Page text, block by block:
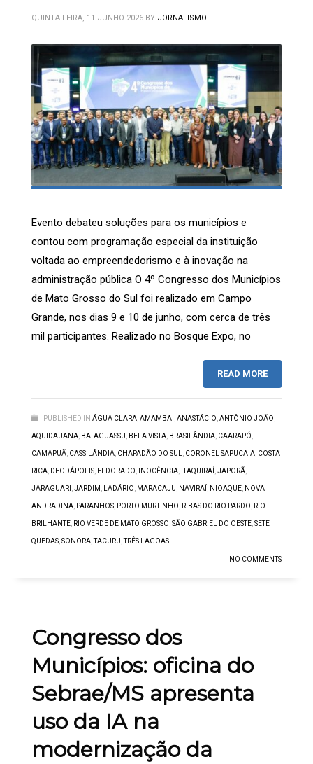
QUINTA-FEIRA, 11 JUNHO 2026 BY JORNALISMO
Evento debateu soluções para os municípios e
contou com programação especial da instituição
voltada ao empreendedorismo e à inovação na
administração pública O 4º Congresso dos Municípios
de Mato Grosso do Sul foi realizado em Campo
Grande, nos dias 9 e 10 de junho, com cerca de três
mil participantes. Realizado no Bosque Expo, no
READ MORE
PUBLISHED IN ÁGUA CLARA AMAMBAI ANASTÁCIO ANTÔNIO JOÃO
AQUIDAUANA BATAGUASSU BELA VISTA BRASILÂNDIA CAARAPÓ
CAMAPUÃ CASSILÂNDIA CHAPADÃO DO SUL CORONEL SAPUCAIA COSTA
RICA DEODÁPOLIS ELDORADO INOCÊNCIA ITAQUIRAÍ JAPORÃ
JARAGUARI JARDIM LADÁRIO MARACAJU NAVIRAÍ NIOAQUE NOVA
ANDRADINA PARANHOS PORTO MURTINHO RIBAS DO RIO PARDO RIO
BRILHANTE RIO VERDE DE MATO GROSSO SÃO GABRIEL DO OESTE SETE
QUEDAS SONORA ,TACURU ,TRÊS LAGOAS
NO COMMENTS
Congresso dos
Municípios: oficina do
Sebrae/MS apresenta
uso da IA na
modernização da